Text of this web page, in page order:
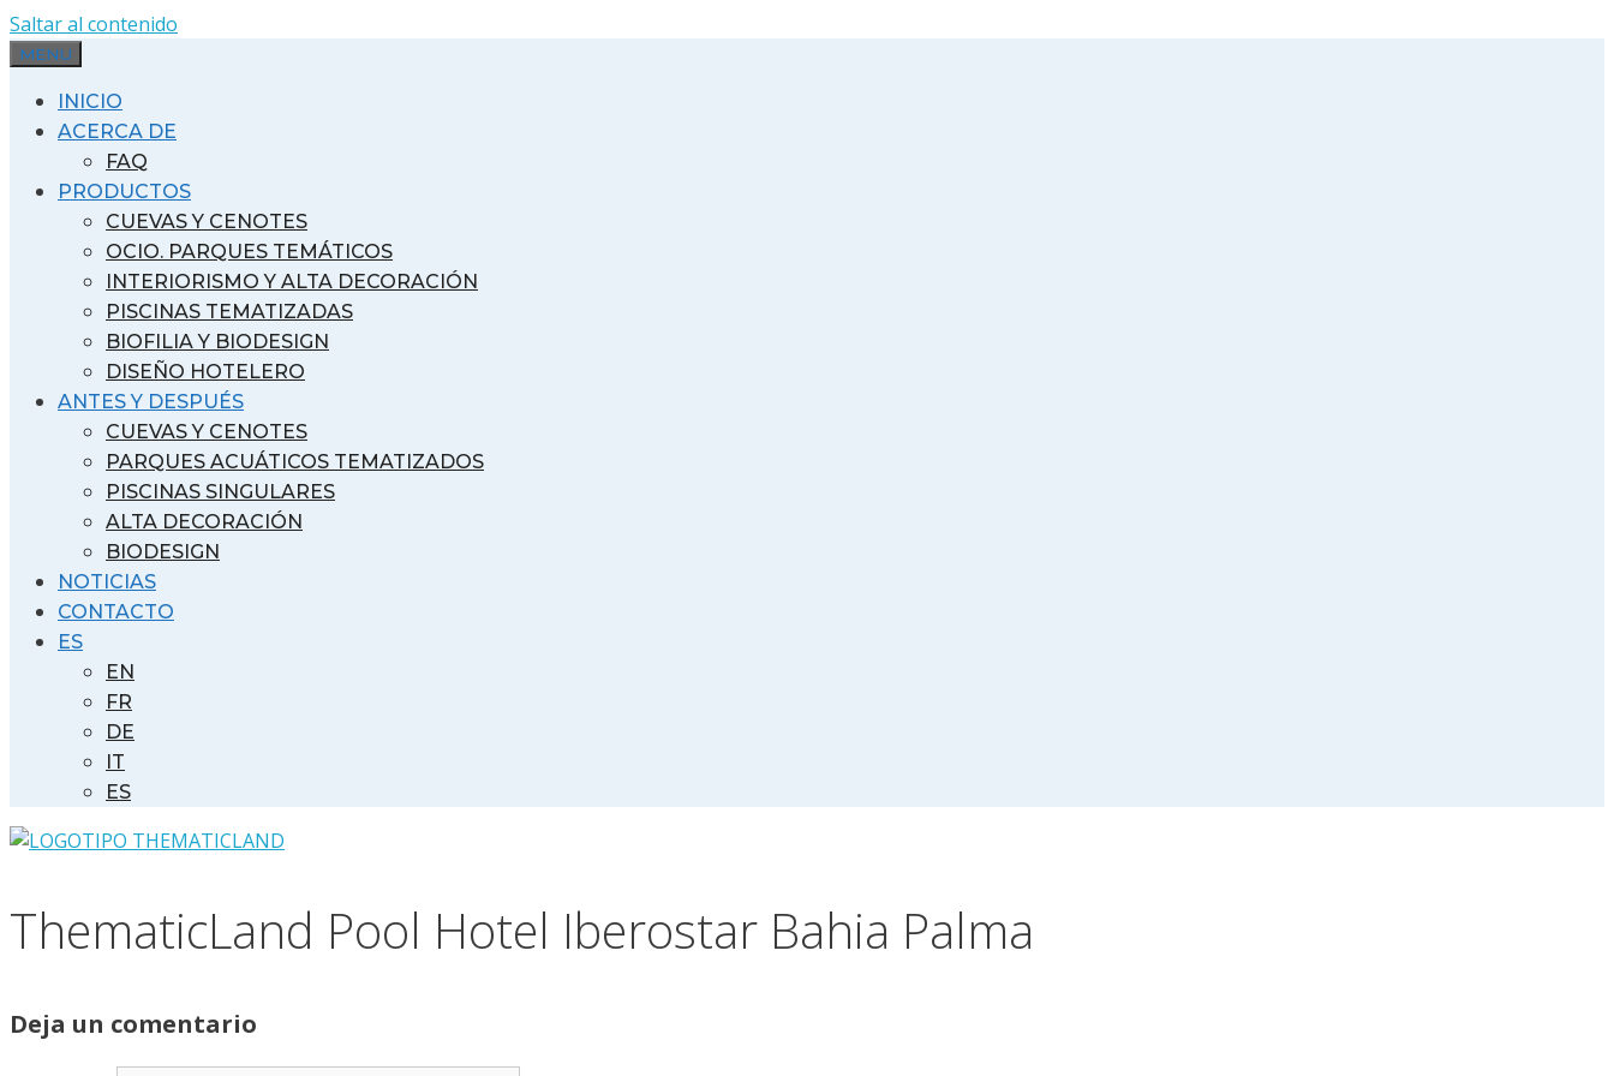
Saltar al contenido
MENU
INICIO
ACERCA DE
FAQ
PRODUCTOS
CUEVAS Y CENOTES
OCIO. PARQUES TEMÁTICOS
INTERIORISMO Y ALTA DECORACIÓN
PISCINAS TEMATIZADAS
BIOFILIA Y BIODESIGN
DISEÑO HOTELERO
ANTES Y DESPUÉS
CUEVAS Y CENOTES
PARQUES ACUÁTICOS TEMATIZADOS
PISCINAS SINGULARES
ALTA DECORACIÓN
BIODESIGN
NOTICIAS
CONTACTO
ES
EN
FR
DE
IT
ES
ThematicLand Pool Hotel Iberostar Bahia Palma
Deja un comentario